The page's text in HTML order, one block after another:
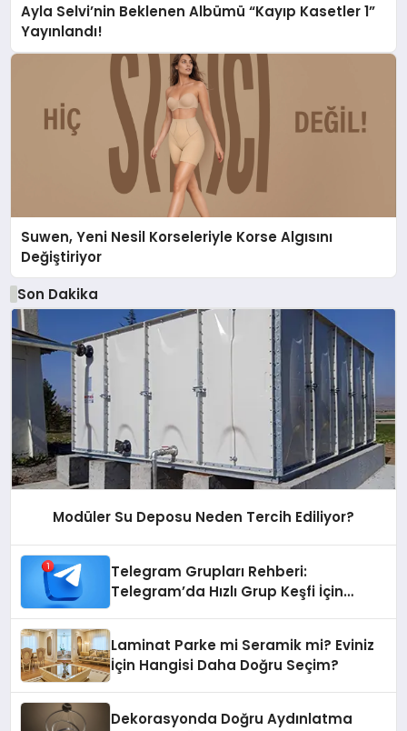
Ayla Selvi’nin Beklenen Albümü “Kayıp Kasetler 1”
Yayınlandı!
Suwen, Yeni Nesil Korseleriyle Korse Algısını
Değiştiriyor
Son Dakika
Modüler Su Deposu Neden Tercih Ediliyor?
Telegram Grupları Rehberi:
Telegram’da Hızlı Grup Keşfi İçin
Laminat Parke mi Seramik mi? Eviniz
İçin Hangisi Daha Doğru Seçim?
Dekorasyonda Doğru Aydınlatma